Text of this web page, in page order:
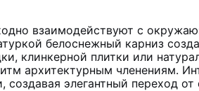
взаимодействуют с
белоснежный карниз
клинкерной плитки или
архитектурным членениям.
элегантный переход